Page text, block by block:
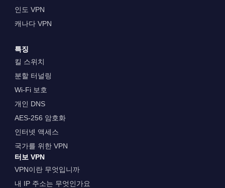
인도 VPN
캐나다 VPN
특징
킬 스위치
분할 터널링
Wi-Fi 보호
개인 DNS
AES-256 암호화
인터넷 액세스
국가를 위한 VPN
터보 VPN
VPN이란 무엇입니까
내 IP 주소는 무엇인가요